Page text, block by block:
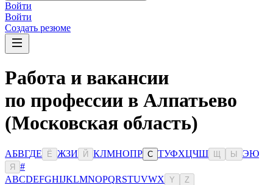
Войти
Войти
Создать резюме
Работа и вакансии
по профессии в Алпатьево
(Московская область)
АБВГДЕ Ё ЖЗИ Й КЛМНОПР С ТУФХЦЧШ Ы ЭЮ
Я
#
ABCDEFGHIJKLMNOPQRSTUVWX Y Z